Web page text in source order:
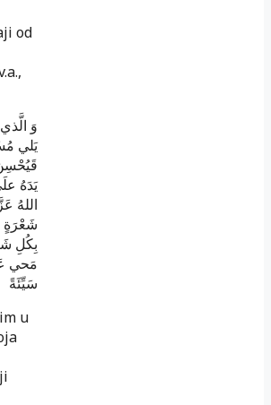
od
وَ
يَلي
يَدَهُ
اللهُ
شَعْرَةٍ
بِكُلِ
مَحي
سَيِّئَةً
u